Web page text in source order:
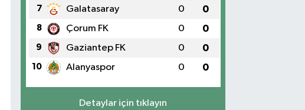
7 Galatasaray 0 0
8 Çorum FK 0 0
9 Gaziantep FK 0 0
10 Alanyaspor 0 0
Detaylar için tıklayın